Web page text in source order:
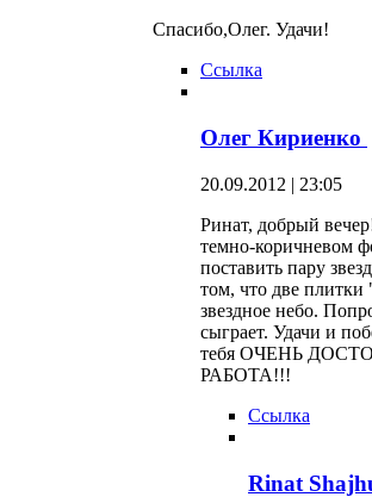
Спасибо,Олег. Удачи!
Ссылка
Олег Кириенко
20.09.2012 | 23:05
Ринат, добрый
темно-коричневом
поставить пару
том, что две
звездное небо.
сыграет. Удачи и
тебя ОЧЕНЬ
РАБОТА!!!
Ссылка
Rinat